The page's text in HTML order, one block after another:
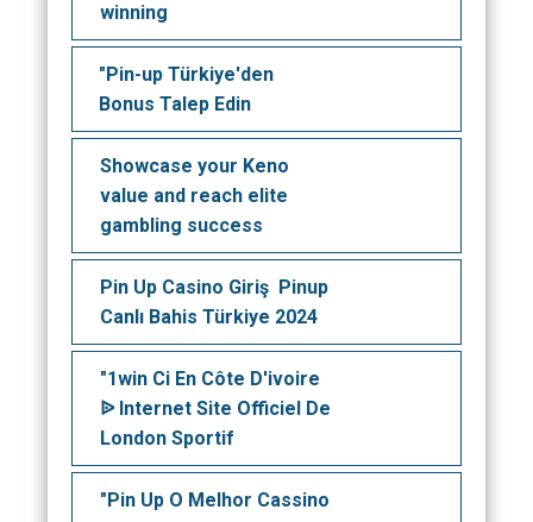
winning
"Pin-up Türkiye'den
Bonus Talep Edin
Showcase your Keno
value and reach elite
gambling success
Pin Up Casino Giriş ️ Pinup
Canlı Bahis Türkiye 2024
"1win Ci En Côte D'ivoire
ᐉ Internet Site Officiel De
London Sportif
"Pin Up O Melhor Cassino